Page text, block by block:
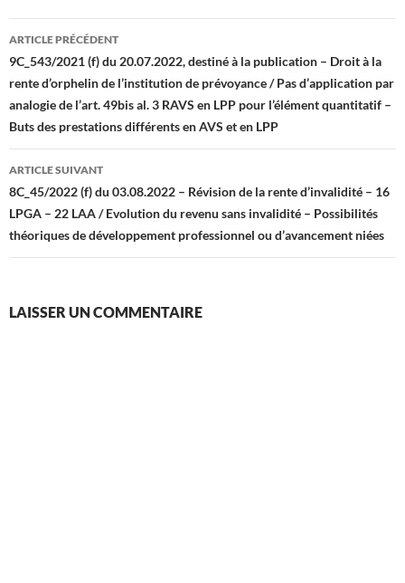
Navigation
des
articles
ARTICLE PRÉCÉDENT
9C_543/2021 (f) du 20.07.2022, destiné à la publication – Droit à la
rente d’orphelin de l’institution de prévoyance / Pas d’application par
analogie de l’art. 49bis al. 3 RAVS en LPP pour l’élément quantitatif –
Buts des prestations différents en AVS et en LPP
ARTICLE SUIVANT
8C_45/2022 (f) du 03.08.2022 – Révision de la rente d’invalidité – 16
LPGA – 22 LAA / Evolution du revenu sans invalidité – Possibilités
théoriques de développement professionnel ou d’avancement niées
LAISSER UN COMMENTAIRE